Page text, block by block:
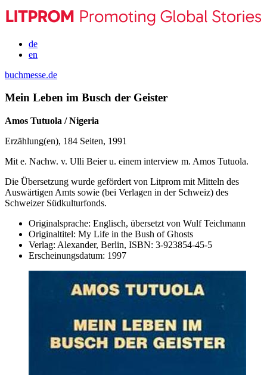
de
en
buchmesse.de
Mein Leben im Busch der Geister
Amos Tutuola / Nigeria
Erzählung(en), 184 Seiten, 1991
Mit e. Nachw. v. Ulli Beier u. einem interview m. Amos Tutuola.
Die Übersetzung wurde gefördert von Litprom mit Mitteln des
Auswärtigen Amts sowie (bei Verlagen in der Schweiz) des
Schweizer Südkulturfonds.
Originalsprache: Englisch, übersetzt von Wulf Teichmann
Originaltitel: My Life in the Bush of Ghosts
Verlag: Alexander, Berlin, ISBN: 3-923854-45-5
Erscheinungsdatum: 1997